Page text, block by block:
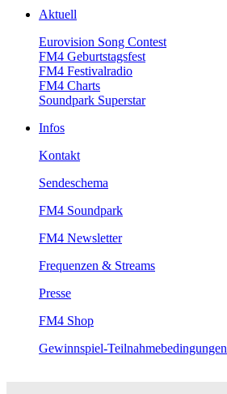
Aktuell
EurovisionSongContest
FM4Geburtstagsfest
FM4Festivalradio
FM4Charts
SoundparkSuperstar
Infos
Kontakt
Sendeschema
FM4Soundpark
FM4Newsletter
Frequenzen&Streams
Presse
FM4Shop
Gewinnspiel-Teilnahmebedingungen